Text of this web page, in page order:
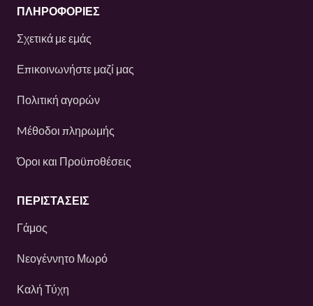
ΠΛΗΡΟΦΟΡΙΕΣ
Σχετικά με εμάς
Επικοινωνήστε μαζί μας
Πολιτική αγορών
Mέθοδοι πληρωμής
Όροι και Προϋποθέσεις
ΠΕΡΙΣΤΆΣΕΙΣ
Γάμος
Νεογέννητο Μωρό
Καλή Τύχη